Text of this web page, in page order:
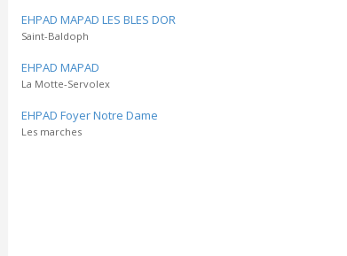
EHPAD MAPAD LES BLES DOR
Saint-Baldoph
EHPAD MAPAD
La Motte-Servolex
EHPAD Foyer Notre Dame
Les marches